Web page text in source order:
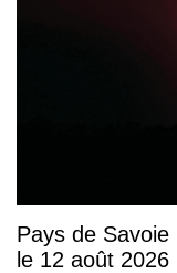
Pays de
le 12 août 2026